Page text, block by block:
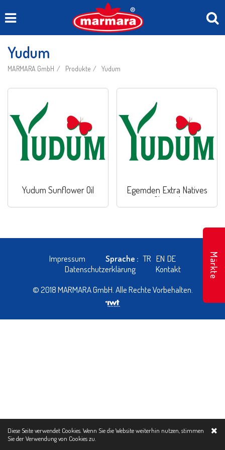
Yudum
MARMARA GmbH Produkte Yudum
Yudum Sunflower Oil
Egemden Extra Natives
Olivenöl
Impressum Sprache : TR EN DE
Datenschutzerklärung
Kontakt
© 2018 MARMARA GmbH. Alle Rechte Vorbehalten.
Diese Seite verwendet Cookies. Wenn Sie die Website weiterhin nutzen, stimmen
Sie der Verwendung von Cookies zu.
Märkte